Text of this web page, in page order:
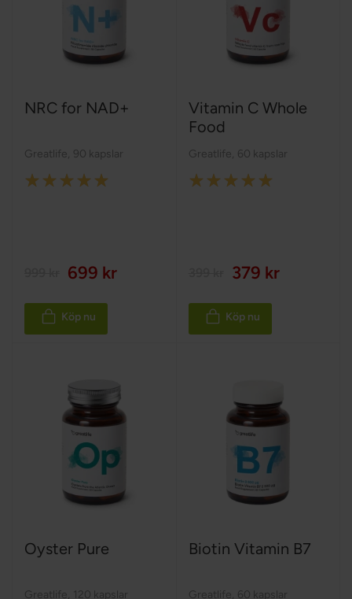
NRC for NAD+
Greatlife 90 kapslar
Rating:
699 kr
Köp nu
Vitamin C Whole
Food
Greatlife 60 kapslar
Rating:
379 kr
Köp nu
Oyster Pure
Greatlife 120 kapslar
Biotin Vitamin B7
Greatlife 60 kapslar